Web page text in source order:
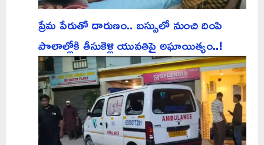
ప్రేమ పేరుతో దారుణం.. బస్సులో నుంచి దింపి
పొలాల్లోకి తీసుకెళ్లి యువతిపై అఘాయిత్యం..!